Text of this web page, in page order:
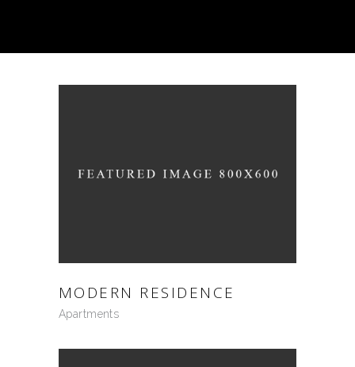
MODERN RESIDENCE
Apartments